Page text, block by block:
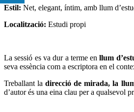
Estil: Net, elegant, íntim, amb llum
Localització: Estudi propi
La sessió es va dur a terme enllum
seva essència com a escriptora en el
Treballant ladirecció de mirada, la
d’autor és una eina clau per a qualsevol